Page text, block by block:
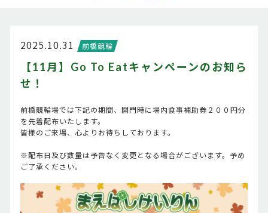
2025.10.31 前橋競輪
【11月】Go To Eatキャンペーンのお知ら
せ！
前橋競輪場では下記の期間、開門時に場内食事補助券２００円分
を先着配布いたします。
皆様のご来場、心よりお待ちしております。
※配布日及び数量は予告なく変更となる場合がございます。予め
ご了承ください。